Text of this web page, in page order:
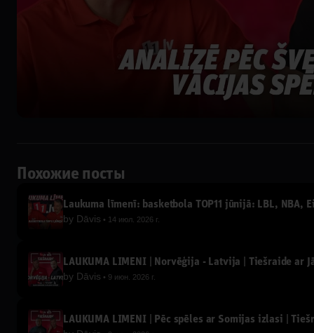
Похожие посты
Laukuma līmenī: basketbola TOP11 jūnijā: LBL, NBA,
by Dāvis 14 июл. 2026 г.
LAUKUMA LĪMENĪ | Norvēģija - Latvija | Tiešraide ar
by Dāvis 9 июн. 2026 г.
LAUKUMA LĪMENĪ | Pēc spēles ar Somijas izlasi |